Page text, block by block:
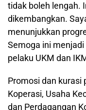
tidak boleh lengah.
dikembangkan.
menunjukkan
Semoga ini
pelaku UKM dan
Promosi dan kurasi
Koperasi, Usaha
dan Perdagangan